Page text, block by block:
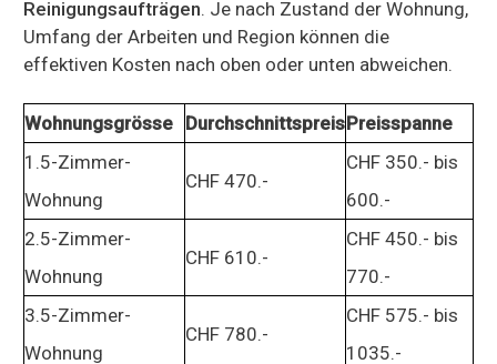
Reinigungsaufträgen. Je nach Zustand der Wohnung,
Umfang der Arbeiten und Region können die
effektiven Kosten nach oben oder unten abweichen.
Wohnungsgrösse DurchschnittspreisPreisspanne
1.5-Zimmer-
Wohnung
CHF 470.-
CHF 350.- bis
600.-
2.5-Zimmer-
Wohnung
CHF 610.-
CHF 450.- bis
770.-
3.5-Zimmer-
Wohnung
CHF 780.-
CHF 575.- bis
1035.-